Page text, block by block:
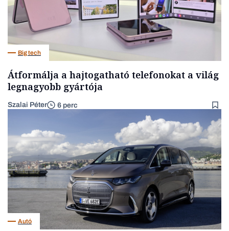
Big tech
Átformálja a hajtogatható telefonokat a világ
legnagyobb gyártója
Szalai Péter 6 perc
Autó